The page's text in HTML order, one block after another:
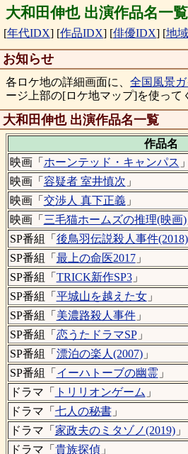
大和田伸也 出演作品名一覧
[年代IDX] [作品IDX] [俳優IDX] [地
お知らせ
各ロケ地の詳細画面に、 全国風景ガ
ージ上部の[ロケ地マップ]を使って
大和田伸也 出演作品名一覧
作品名
映画「 ホーンテッド・キャンパス 」
映画「 容疑者 室井慎次 」
映画「 交渉人 真下正義」
映画「 三毛猫ホームズの推理(映画)
SP番組「 後鳥羽伝説殺人事件(2018)
SP番組「 最上の命医2017」
SP番組「 TRICK新作SP3」
SP番組「 平城山を越えた女」
SP番組「 美濃路殺人事件」
SP番組「 恋うたドラマSP」
SP番組「 漂泊の楽人(2007)」
SP番組「 イーハトーブの幽霊 」
ドラマ「
トリリオンゲーム 」
ドラマ「 七人の秘書」
ドラマ「 家政夫のミタゾノ(2019)」
ドラマ「 貴族探偵」